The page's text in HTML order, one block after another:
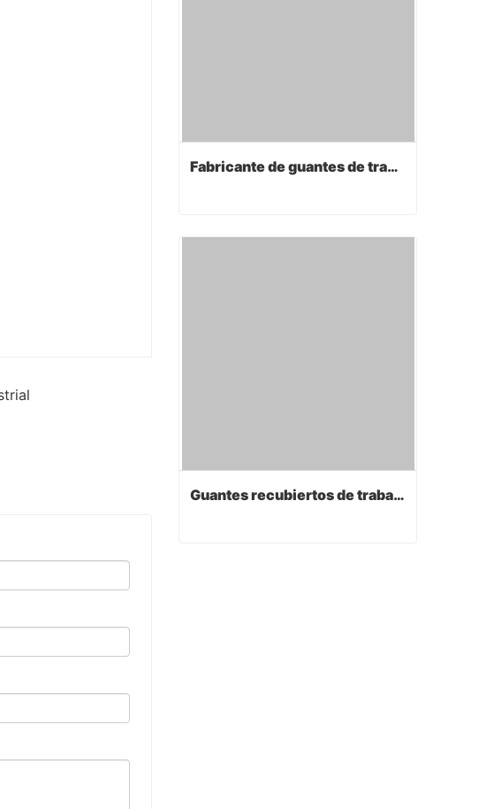
Fabricante de guantes de trabajo
Fabricante de guantes de trabajo
Guantes recubiertos de trabajo de PVC